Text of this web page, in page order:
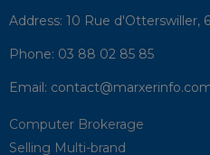
Address: 10 Rue d'Otterswiller,
Phone: 03 88 02 85 85
Email:
Computer Brokerage
Selling Multi-brand